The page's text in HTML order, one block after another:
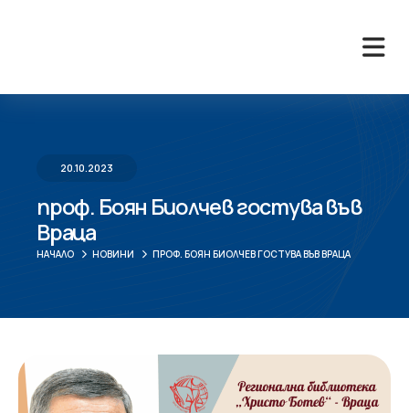
20.10.2023
проф. Боян Биолчев гостува във
Враца
НАЧАЛО НОВИНИ ПРОФ. БОЯН БИОЛЧЕВ ГОСТУВА ВЪВ ВРАЦА